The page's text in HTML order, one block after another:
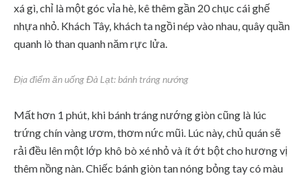
xá gì, chỉ là một góc vỉa hè, kê thêm gần 20 chục cái ghế
nhựa nhỏ. Khách Tây, khách ta ngồi nép vào nhau, quây quần
quanh lò than quanh năm rực lửa.
Địa điểm ăn uống Đà Lạt: bánh tráng nướng
Mất hơn 1 phút, khi bánh tráng nướng giòn cũng là lúc
trứng chín vàng ươm, thơm nức mũi. Lúc này, chủ quán sẽ
rải đều lên một lớp khô bò xé nhỏ và ít ớt bột cho hương vị
thêm nồng nàn. Chiếc bánh giòn tan nóng bỏng tay có màu